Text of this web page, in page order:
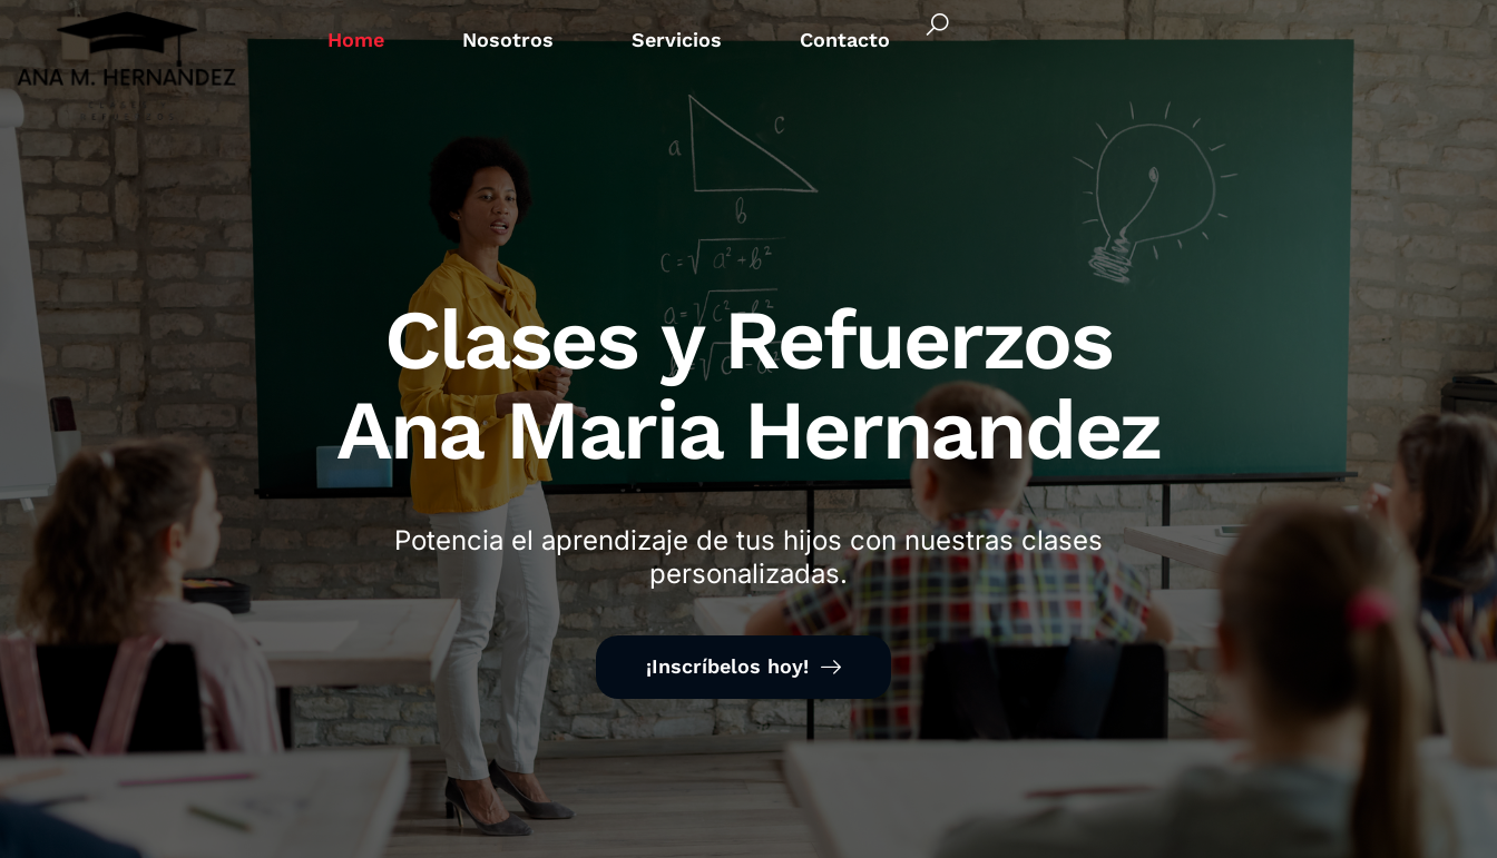
Home Nosotros Servicios Contacto
Home
Clases y Refuerzos
Ana Maria Hernandez
Potencia el aprendizaje de tus hijos con nuestras clases
personalizadas.
¡Inscríbelos hoy!